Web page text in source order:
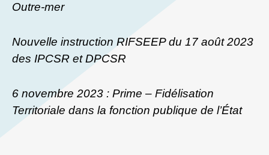
Outre-mer
Nouvelle instruction RIFSEEP du 17 août 2023
des IPCSR et DPCSR
6 novembre 2023 : Prime – Fidélisation
Territoriale dans la fonction publique de l’État